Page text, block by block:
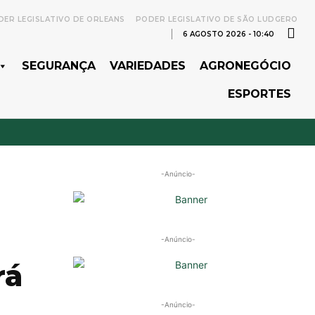
LEGISLATIVO DE ORLEANS
PODER LEGISLATIVO DE SÃO LUDGERO
6 AGOSTO 2026 - 10:40
SEGURANÇA VARIEDADES AGRONEGÓCIO
ESPORTES
-Anúncio-
-Anúncio-
-Anúncio-